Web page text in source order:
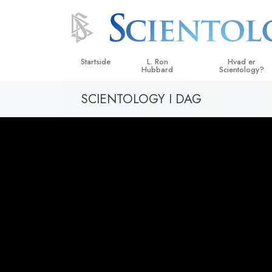
Startside L. Ron
Hubbard
Hvad er
Scientology?
SCIENTOLOGY I DAG